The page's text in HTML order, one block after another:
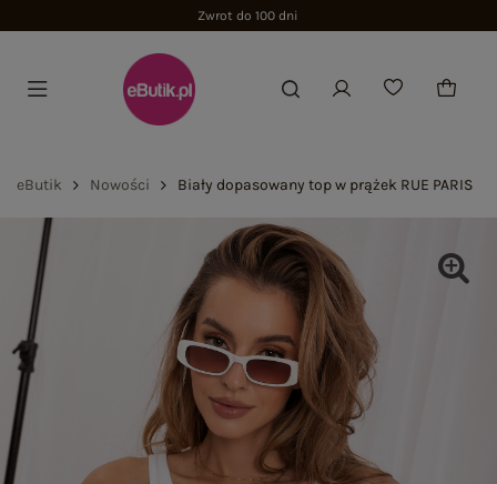
Zwrot do 100 dni
eButik Nowości Biały dopasowany top w prążek RUE PARIS